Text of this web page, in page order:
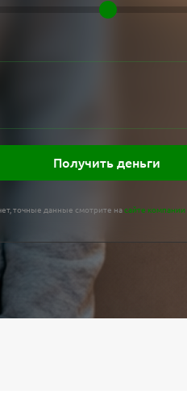
Получить деньги
точные данные смотрите насайте компании